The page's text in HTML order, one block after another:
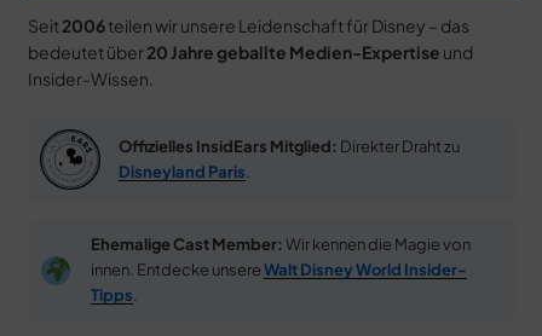
Seit 2006teilen wir unsere Leidenschaft für Disney – das
bedeutet über 20 Jahre geballte Medien-Expertise und
Insider-Wissen.
Offizielles InsidEars Mitglied: Direkter Draht zu
Disneyland Paris.
Ehemalige Cast Member: Wir kennen die Magie von
innen. Entdecke unsereWalt Disney World Insider-
Tipps.